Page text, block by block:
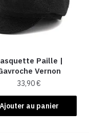
Paille |
Vernon
33,90€
Ajouter au panier